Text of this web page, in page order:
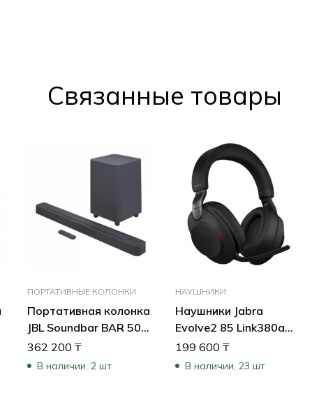
Cвязанные товары
ПОРТАТИВНЫЕ КОЛОНКИ
Портативная колонка
JBL Soundbar BAR 500
PRO
JBLBAR500PROBLKUK
362 200 ₸
В наличии, 2 шт
НАУШНИКИ
Наушники Jabra
Evolve2 85 Link380a
MS Stereo Black
28599-999-999
199 600 ₸
В наличии, 23 шт